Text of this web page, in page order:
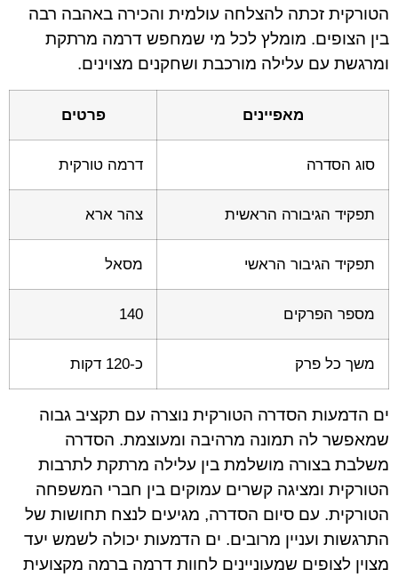
הטורקית זכתה להצלחה עולמית והכירה באהבה רבה
בין הצופים. מומלץ לכל מי שמחפש דרמה מרתקת
ומרגשת עם עלילה מורכבת ושחקנים מצוינים.
מאפיינים פרטים
סוג הסדרה דרמה טורקית
תפקיד הגיבורה הראשית צהר ארא
תפקיד הגיבור הראשי מסאל
מספר הפרקים 140
משך כל פרק כ-120 דקות
ים הדמעות הסדרה הטורקית נוצרה עם תקציב גבוה
שמאפשר לה תמונה מרהיבה ומעוצמת. הסדרה
משלבת בצורה מושלמת בין עלילה מרתקת לתרבות
הטורקית ומציגה קשרים עמוקים בין חברי המשפחה
הטורקית. עם סיום הסדרה, מגיעים לנצח תחושות של
התרגשות ועניין מרובים. ים הדמעות יכולה לשמש יעד
מצוין לצופים שמעוניינים לחוות דרמה ברמה מקצועית